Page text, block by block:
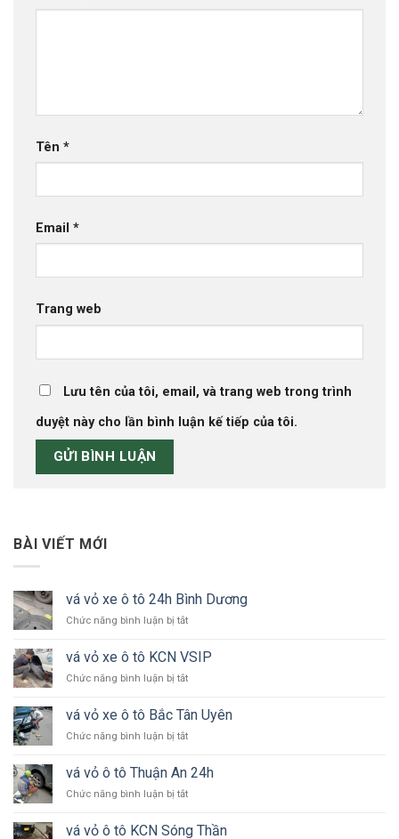
Tên *
Email *
Trang web
Lưu tên của tôi, email, và trang web trong trình
duyệt này cho lần bình luận kế tiếp của tôi.
BÀI VIẾT MỚI
vá vỏ xe ô tô 24h Bình Dương
Chức năng bình luận bị tắtở
vỏ
xe
ô
24h
Dương
vá vỏ xe ô tô KCN VSIP
Chức năng bình luận bị tắtở
vỏ
xe
ô
KCN
vá vỏ xe ô tô Bắc Tân Uyên
Chức năng bình luận bị tắtở
vỏ
xe
ô
Bắc
vá vỏ ô tô Thuận An 24h
Chức năng bình luận bị tắtở
vá vỏ ô tô KCN Sóng Thần